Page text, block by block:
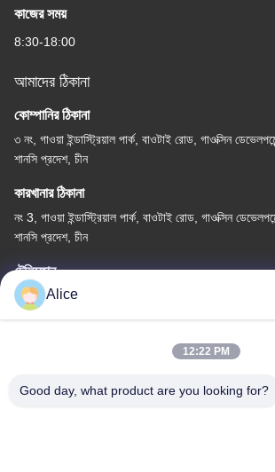
কাজের সময়
8:30-18:00
আমাদের ঠিকানা
কোম্পানির ঠিকানা
৩ নং, গাওয়া ইন্ডাস্ট্রিয়াল পার্ক, বাওটাই রোড, গাওক্সিন
শানসি প্রদেশ, চীন
কারখানার ঠিকানা
নং 3, গাওয়া ইন্ডাস্ট্রিয়াল পার্ক, বাওটাই রোড, গাওক্সিন
শানসি প্রদেশ, চীন
টেলিফোন
86-13325372991
চীন ভালো মানের টাইটানিয়াম ফ্ল্যাঞ্জ সরবরাহকারী।
Alice
12:22 PM
Good day, what product are you looking for?